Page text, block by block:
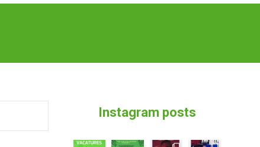
Instagram posts